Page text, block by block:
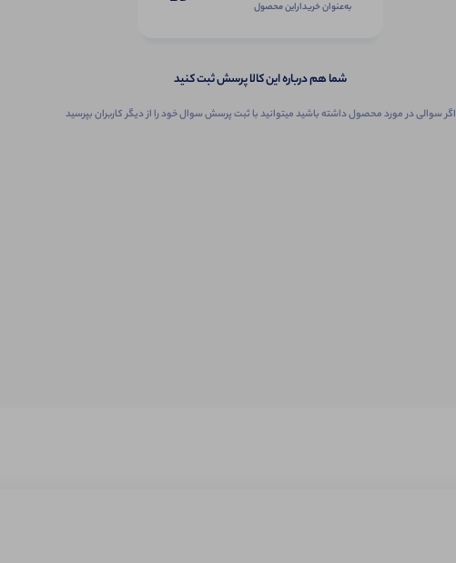
به‌عنوان ‌خریدار‌این‌ محصول
شما هم درباره این کالا پرسش ثبت کنید
اگر سوالی در مورد محصول داشته باشید میتوانید با ثبت پرسش سوال خود را از دیگر کاربران بپرسید